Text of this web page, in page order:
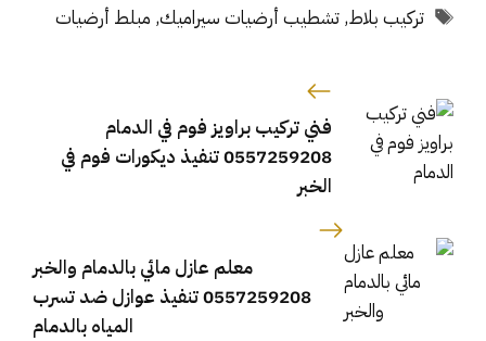
الوسوم
تركيب بلاط,تشطيب أرضيات سيراميك, مبلط أرضيات
فني تركيب براويز فوم في الدمام
0557259208 تنفيذ ديكورات فوم في
الخبر
معلم عازل مائي بالدمام والخبر
0557259208 تنفيذ عوازل ضد تسرب
المياه بالدمام